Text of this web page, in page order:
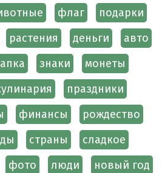
флаг
подарки
растения деньги
авто
знаки
монеты
праздники
финансы
рождество
страны
сладкое
фото люди новый год